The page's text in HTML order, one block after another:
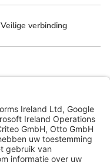
Veilige verbinding